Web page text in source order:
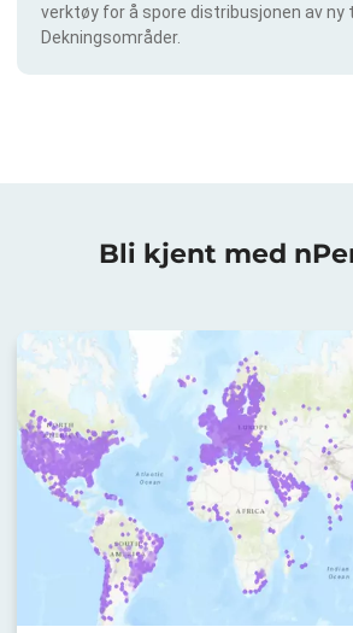
verktøy for å spore distribusjonen av ny
Dekningsområder.
Bli kjent med